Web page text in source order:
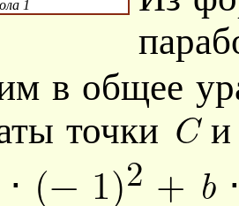
1
в общее
точки Cи
(− 1)2 + b